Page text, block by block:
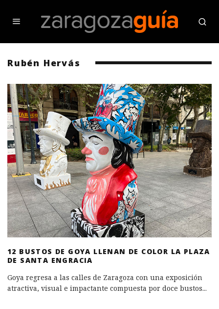
Rubén Hervás
12 BUSTOS DE GOYA LLENAN DE COLOR LA PLAZA
DE SANTA ENGRACIA
Goya regresa a las calles de Zaragoza con una exposición
atractiva, visual e impactante compuesta por doce bustos...